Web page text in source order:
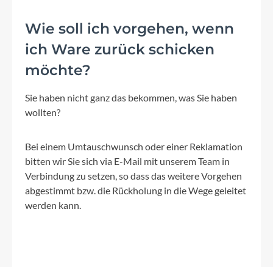
Wie soll ich vorgehen, wenn
ich Ware zurück schicken
möchte?
Sie haben nicht ganz das bekommen, was Sie haben
wollten?
Bei einem Umtauschwunsch oder einer Reklamation
bitten wir Sie sich via E-Mail mit unserem Team in
Verbindung zu setzen, so dass das weitere Vorgehen
abgestimmt bzw. die Rückholung in die Wege geleitet
werden kann.